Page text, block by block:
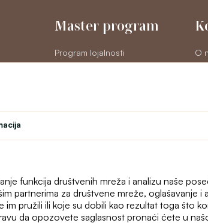
funkcija društvenih mreža i analizu naše
partnerima za društvene mreže, oglašavanje
im pružili ili koje su dobili kao rezultat toga što
da opozovete saglasnost pronaći ćete u
Master program
Program lojalnosti
O